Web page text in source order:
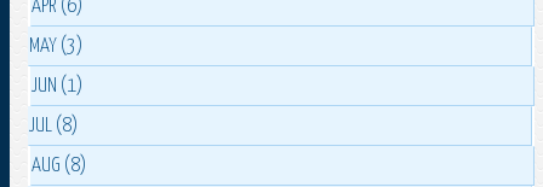
APR (6)
MAY (3)
JUN (1)
JUL (8)
AUG (8)